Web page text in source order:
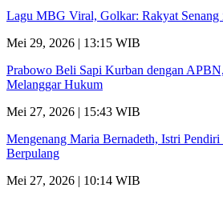
Lagu MBG Viral, Golkar: Rakyat Senang
Mei 29, 2026 | 13:15 WIB
Prabowo Beli Sapi Kurban dengan
Melanggar Hukum
Mei 27, 2026 | 15:43 WIB
Mengenang Maria Bernadeth, Istri
Berpulang
Mei 27, 2026 | 10:14 WIB